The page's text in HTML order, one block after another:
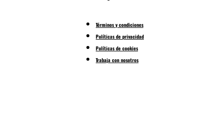
Términos y condiciones
Políticas de privacidad
Políticas de cookies
Trabaja con nosotros